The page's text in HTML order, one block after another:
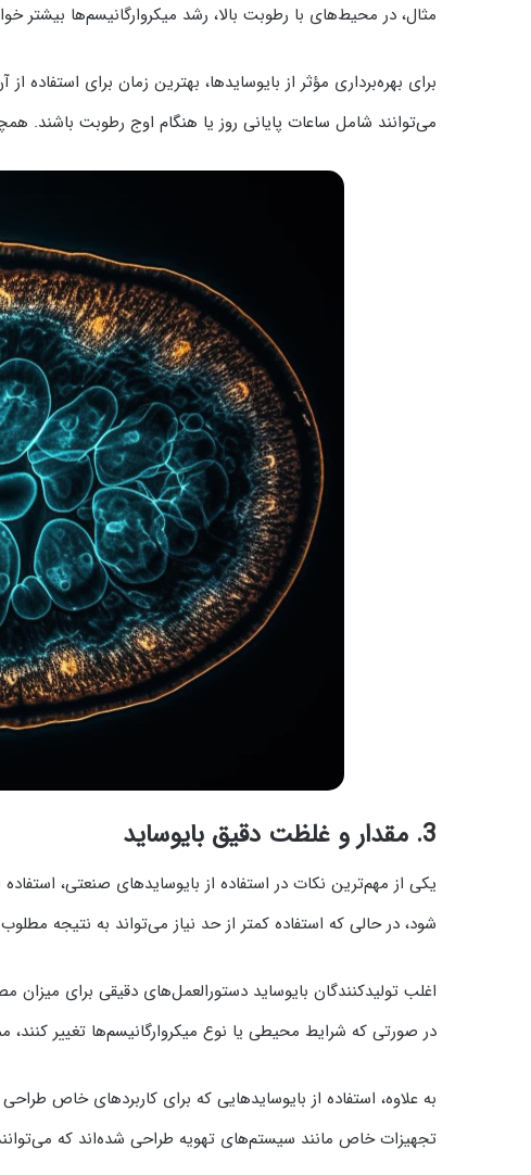
مثال، در محیط‌های با رطوبت بالا، رشد میکروارگانیسم‌ها بیشتر
برای بهره‌برداری مؤثر از بایوسایدها، بهترین زمان برای
می‌توانند شامل ساعات پایانی روز یا هنگام اوج رطوبت باشند.
3. مقدار و غلظت دقیق بایوساید
یکی از مهم‌ترین نکات در استفاده از بایوسایدهای صنعتی،
شود، در حالی که استفاده کمتر از حد نیاز می‌تواند به نتیجه
اغلب تولیدکنندگان بایوساید دستورالعمل‌های دقیقی برای
در صورتی که شرایط محیطی یا نوع میکروارگانیسم‌ها تغییر کنند،
به علاوه، استفاده از بایوسایدهایی که برای کاربردهای خاص
تجهیزات خاص مانند سیستم‌های تهویه طراحی شده‌اند که